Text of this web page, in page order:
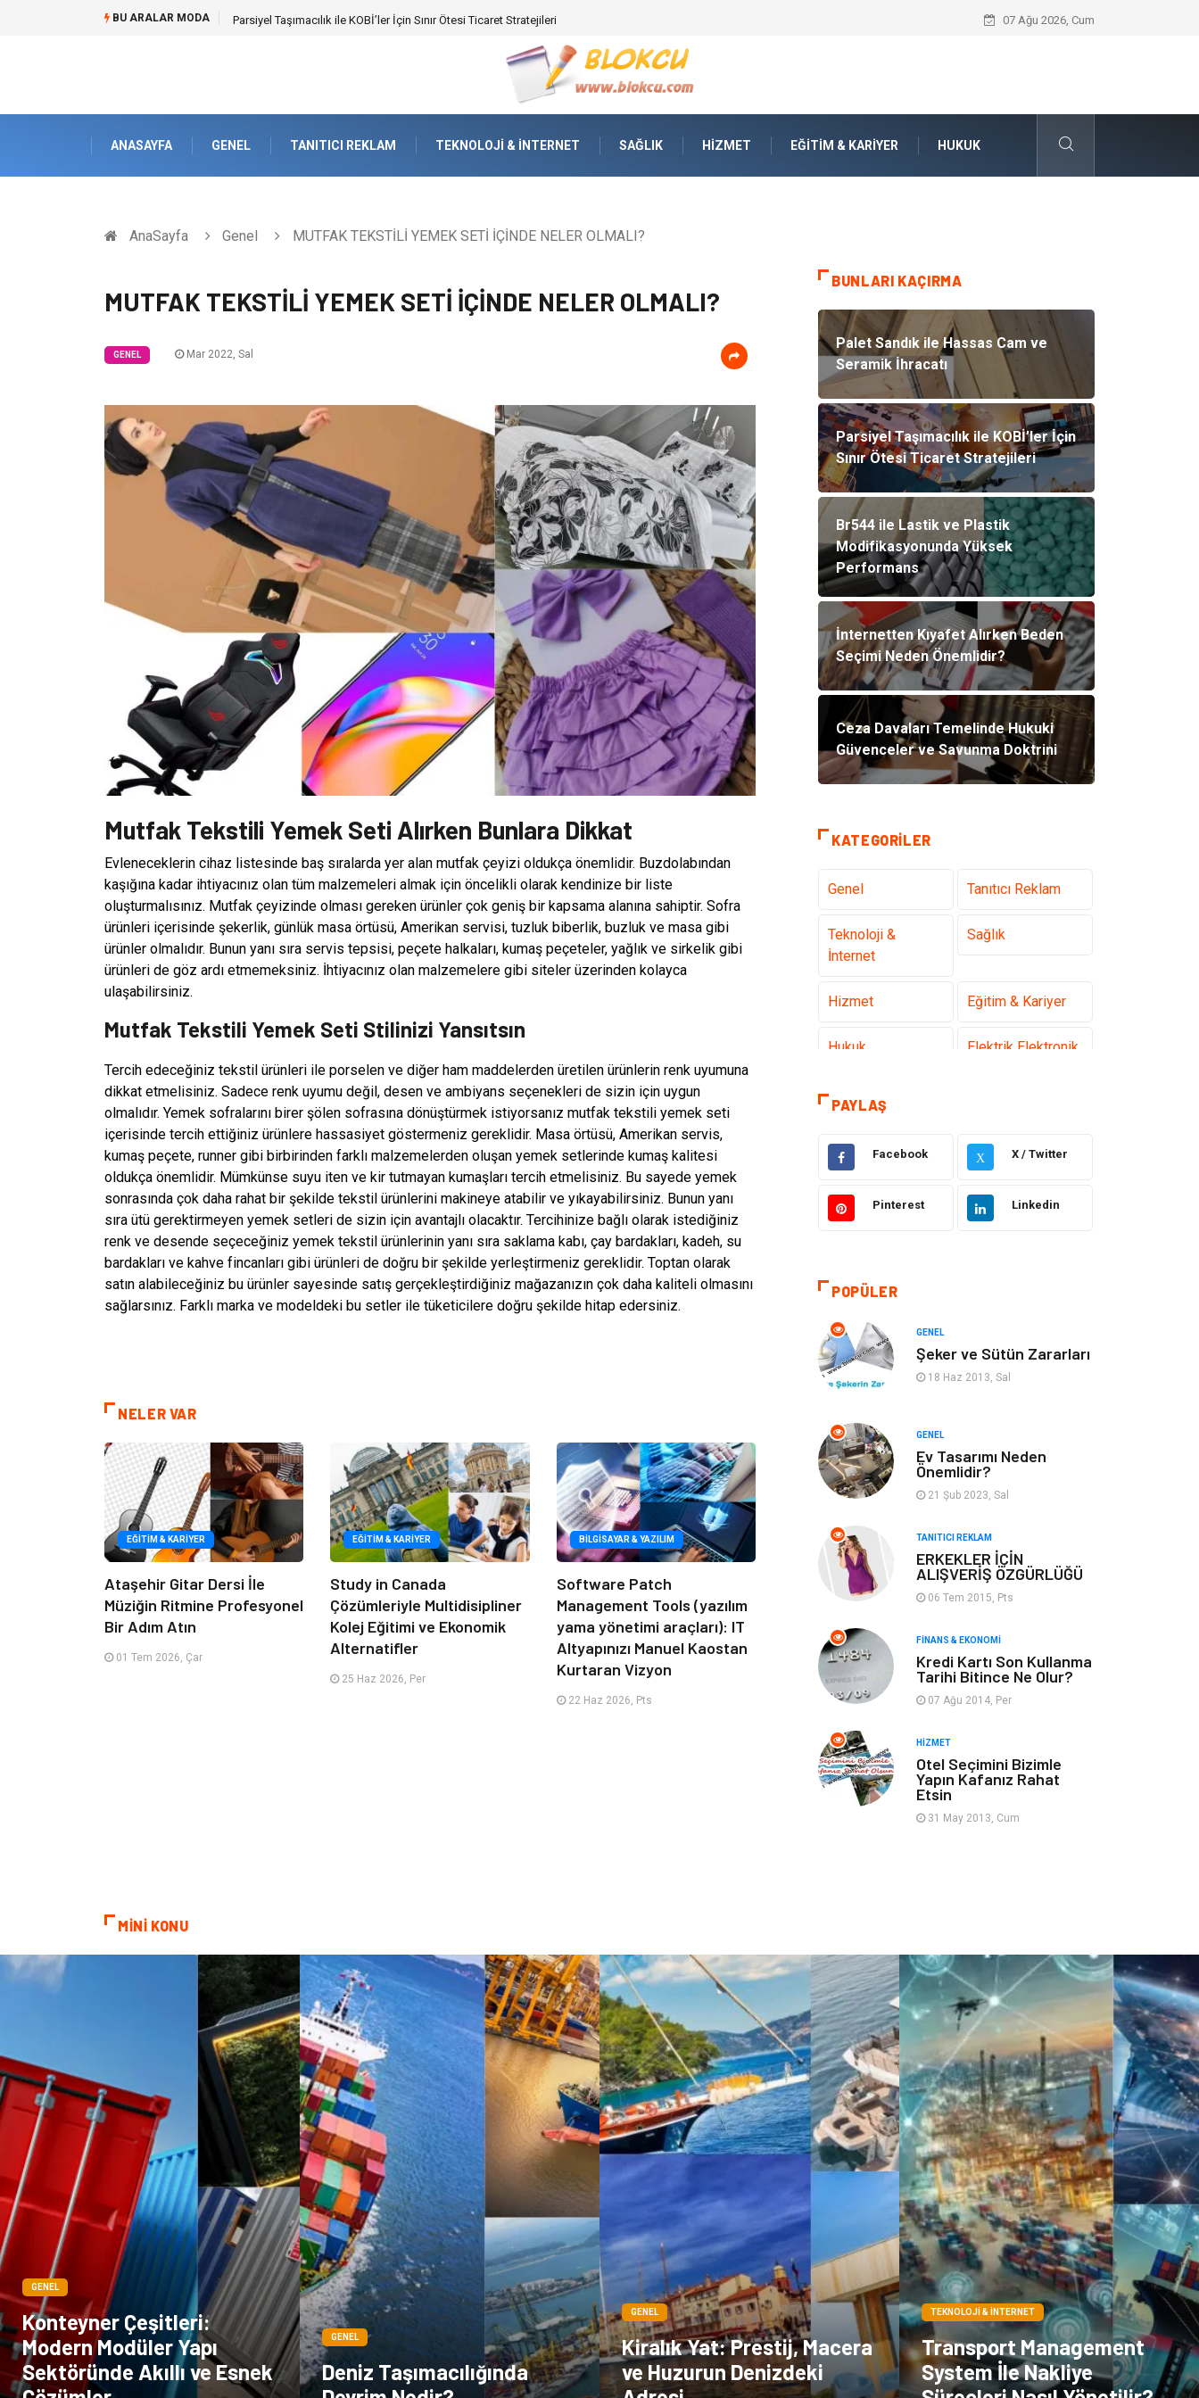
BU ARALAR MODA Br544 ile Lastik ve Plastik Modifikasyonunda Yüksek Performans İnternetten Kıyafet Alırken Beden
07 Ağu 2026, Cum
ANASAYFA GENEL TANITICI REKLAM TEKNOLOJI & İNTERNET SAĞLIK HIZMET EĞITIM & KARIYER HUKUK
AnaSayfa Genel MUTFAK TEKSTİLİ YEMEK SETİ İÇİNDE NELER OLMALI?
MUTFAK TEKSTİLİ YEMEK SETİ İÇİNDE NELER OLMALI?
GENEL Mar 2022, Sal
Mutfak Tekstili Yemek Seti Alırken Bunlara Dikkat
Evleneceklerin cihaz listesinde baş sıralarda yer alan mutfak çeyizi oldukça önemlidir. Buzdolabından
kaşığına kadar ihtiyacınız olan tüm malzemeleri almak için öncelikli olarak kendinize bir liste
oluşturmalısınız. Mutfak çeyizinde olması gereken ürünler çok geniş bir kapsama alanına sahiptir. Sofra
ürünleri içerisinde şekerlik, günlük masa örtüsü, Amerikan servisi, tuzluk biberlik, buzluk ve masa gibi
ürünler olmalıdır. Bunun yanı sıra servis tepsisi, peçete halkaları, kumaş peçeteler, yağlık ve sirkelik gibi
ürünleri de göz ardı etmemeksiniz. İhtiyacınız olan malzemelere gibi siteler üzerinden kolayca
ulaşabilirsiniz.
Mutfak Tekstili Yemek Seti Stilinizi Yansıtsın
Tercih edeceğiniz tekstil ürünleri ile porselen ve diğer ham maddelerden üretilen ürünlerin renk uyumuna
dikkat etmelisiniz. Sadece renk uyumu değil, desen ve ambiyans seçenekleri de sizin için uygun
olmalıdır. Yemek sofralarını birer şölen sofrasına dönüştürmek istiyorsanız mutfak tekstili yemek seti
içerisinde tercih ettiğiniz ürünlere hassasiyet göstermeniz gereklidir. Masa örtüsü, Amerikan servis,
kumaş peçete, runner gibi birbirinden farklı malzemelerden oluşan yemek setlerinde kumaş kalitesi
oldukça önemlidir. Mümkünse suyu iten ve kir tutmayan kumaşları tercih etmelisiniz. Bu sayede yemek
sonrasında çok daha rahat bir şekilde tekstil ürünlerini makineye atabilir ve yıkayabilirsiniz. Bunun yanı
sıra ütü gerektirmeyen yemek setleri de sizin için avantajlı olacaktır. Tercihinize bağlı olarak istediğiniz
renk ve desende seçeceğiniz yemek tekstil ürünlerinin yanı sıra saklama kabı, çay bardakları, kadeh, su
bardakları ve kahve fincanları gibi ürünleri de doğru bir şekilde yerleştirmeniz gereklidir. Toptan olarak
satın alabileceğiniz bu ürünler sayesinde satış gerçekleştirdiğiniz mağazanızın çok daha kaliteli olmasını
sağlarsınız. Farklı marka ve modeldeki bu setler ile tüketicilere doğru şekilde hitap edersiniz.
NELER VAR
EĞITIM & KARIYER
Ataşehir Gitar Dersi İle
Müziğin Ritmine Profesyonel
Bir Adım Atın
01 Tem 2026, Çar
EĞITIM & KARIYER
Study in Canada
Çözümleriyle Multidisipliner
Kolej Eğitimi ve Ekonomik
Alternatifler
25 Haz 2026, Per
BILGISAYAR & YAZILIM
Software Patch
Management Tools (yazılım
yama yönetimi araçları): IT
Altyapınızı Manuel Kaostan
Kurtaran Vizyon
22 Haz 2026, Pts
BUNLARI KAÇIRMA
Palet Sandık ile Hassas Cam ve
Seramik İhracatı
Parsiyel Taşımacılık ile KOBİ’ler İçin
Sınır Ötesi Ticaret Stratejileri
Br544 ile Lastik ve Plastik
Modifikasyonunda Yüksek
Performans
İnternetten Kıyafet Alırken Beden
Seçimi Neden Önemlidir?
Ceza Davaları Temelinde Hukuki
Güvenceler ve Savunma Doktrini
KATEGORILER
Genel Tanıtıcı Reklam
Teknoloji &
İnternet
Sağlık
Hizmet Eğitim & Kariyer
Hukuk Elektrik Elektronik
Güzellik & Bakım
Gayrimenkul
Anne & Çocuk Müzik
Yazılım
Tatil Genel Kültür
Emlak
Ev İşleri Organizasyon
Sigorta Aksesuar
Mobilya Astroloji
Bebek Giyim
Doğal Enerji
PAYLAŞ
Facebook X X / Twitter
Pinterest Linkedin
POPÜLER
GENEL
Şeker ve Sütün Zararları
18 Haz 2013, Sal
GENEL
Ev Tasarımı Neden
Önemlidir?
21 Şub 2023, Sal
TANITICI REKLAM
ERKEKLER İÇİN
ALIŞVERİŞ ÖZGÜRLÜĞÜ
06 Tem 2015, Pts
FINANS & EKONOMI
Kredi Kartı Son Kullanma
Tarihi Bitince Ne Olur?
07 Ağu 2014, Per
HIZMET
Otel Seçimini Bizimle
Yapın Kafanız Rahat
Etsin
31 May 2013, Cum
MİNİ KONU
GENEL
Konteyner Çeşitleri:
Modern Modüler Yapı
Sektöründe Akıllı ve Esnek
GENEL
Deniz Taşımacılığında
GENEL
Kiralık Yat: Prestij, Macera
ve Huzurun Denizdeki
TEKNOLOJI & İNTERNET
Transport Management
System İle Nakliye